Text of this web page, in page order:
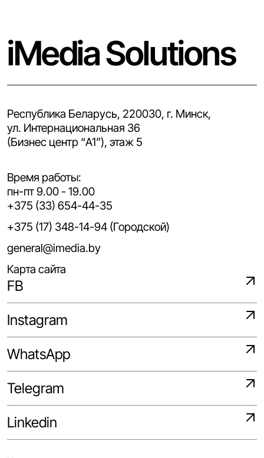
iMedia Solutions
Республика Беларусь, 220030, г. Минск,
ул. Интернациональная 36
(Бизнес центр “A1”), этаж 5
Время работы:
пн-пт 9.00 - 19.00
+375 (33) 654-44-35
+375 (17) 348-14-94 (Городской)
general@imedia.by
Карта сайта
FB
Instagram
WhatsApp
Telegram
Linkedin